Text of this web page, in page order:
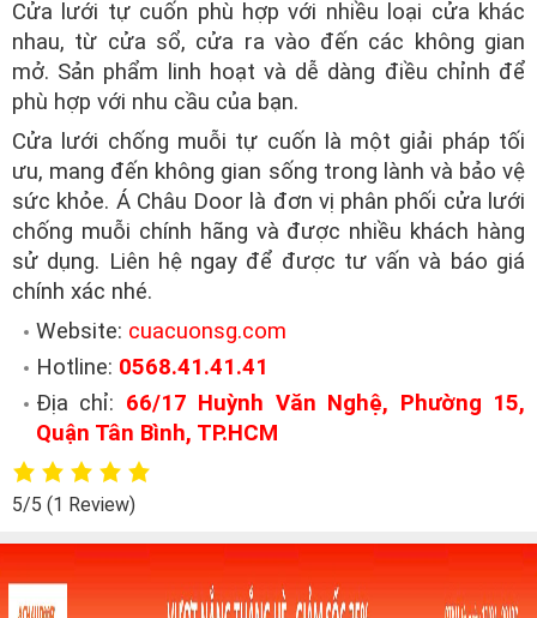
Cửa lưới tự cuốn phù hợp với nhiều loại cửa khác
nhau, từ cửa sổ, cửa ra vào đến các không gian
mở. Sản phẩm linh hoạt và dễ dàng điều chỉnh để
phù hợp với nhu cầu của bạn.
Cửa lưới chống muỗi tự cuốn là một giải pháp tối
ưu, mang đến không gian sống trong lành và bảo vệ
sức khỏe. Á Châu Door là đơn vị phân phối cửa lưới
chống muỗi chính hãng và được nhiều khách hàng
sử dụng. Liên hệ ngay để được tư vấn và báo giá
chính xác nhé.
Website: cuacuonsg.com
Hotline: 0568.41.41.41
Địa chỉ: 66/17 Huỳnh Văn Nghệ, Phường 15,
Quận Tân Bình, TP.HCM
5/5 (1 Review)